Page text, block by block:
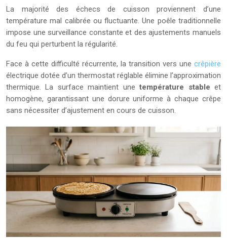
La majorité des échecs de cuisson proviennent d’une
température mal calibrée ou fluctuante. Une poêle traditionnelle
impose une surveillance constante et des ajustements manuels
du feu qui perturbent la régularité.
Face à cette difficulté récurrente, la transition vers une crêpière
électrique dotée d’un thermostat réglable élimine l’approximation
thermique. La surface maintient unetempérature stable et
homogène, garantissant une dorure uniforme à chaque crêpe
sans nécessiter d’ajustement en cours de cuisson.